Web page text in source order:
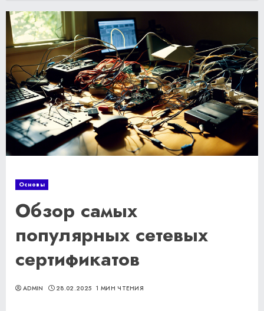
Основы
Обзор самых
популярных сетевых
сертификатов
ADMIN 28.02.2025 1 МИН ЧТЕНИЯ